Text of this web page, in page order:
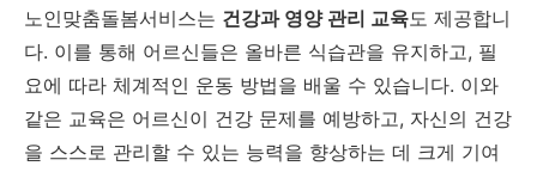
노인맞춤돌봄서비스는 건강과 영양 관리 교육도 제공합니
다. 이를 통해 어르신들은 올바른 식습관을 유지하고, 필
요에 따라 체계적인 운동 방법을 배울 수 있습니다. 이와
같은 교육은 어르신이 건강 문제를 예방하고, 자신의 건강
을 스스로 관리할 수 있는 능력을 향상하는 데 크게 기여